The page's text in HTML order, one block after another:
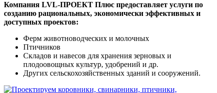
Компания LVL-ПРОЕКТ Плюс предоставляет услуги по
созданию рациональных, экономически эффективных и
доступных проектов:
Ферм животноводческих и молочных
Птичников
Складов и навесов для хранения зерновых и
плодоовощных культур, удобрений и др.
Других сельскохозяйственных зданий и сооружений.